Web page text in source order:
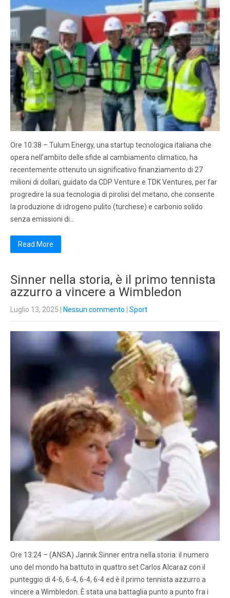
Ore 10:38 – Tulum Energy, una startup tecnologica italiana che
opera nell’ambito delle sfide al cambiamento climatico, ha
recentemente ottenuto un significativo finanziamento di 27
milioni di dollari, guidato da CDP Venture e TDK Ventures, per far
progredire la sua tecnologia di pirolisi del metano, che consente
la produzione di idrogeno pulito (turchese) e carbonio solido
senza emissioni di…
Read More
Sinner nella storia, è il primo tennista
azzurro a vincere a Wimbledon
Luglio 13, 2025 Nessun commento Sport
Ore 13:24 – (ANSA) Jannik Sinner entra nella storia: il numero
uno del mondo ha battuto in quattro set Carlos Alcaraz con il
punteggio di 4-6, 6-4, 6-4, 6-4 ed è il primo tennista azzurro a
vincere a Wimbledon. È stata una battaglia punto a punto fra i